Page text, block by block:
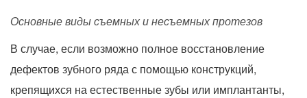
Основные виды съемных и несъемных протезов
В случае, если возможно полное восстановление
дефектов зубного ряда с помощью конструкций,
крепящихся на естественные зубы или имплантанты,